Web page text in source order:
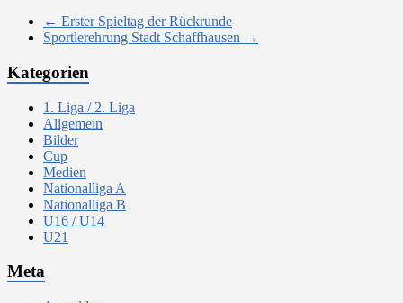
← Erster Spieltag der Rückrunde
Sportlerehrung Stadt Schaffhausen →
Kategorien
1. Liga / 2. Liga
Allgemein
Bilder
Cup
Medien
Nationalliga A
Nationalliga B
U16 / U14
U21
Meta